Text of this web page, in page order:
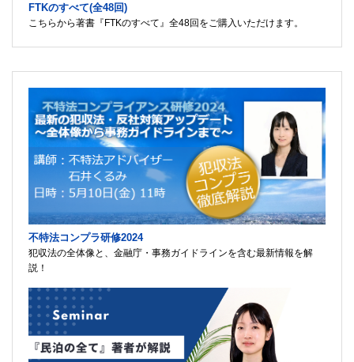
FTKのすべて(全48回)
こちらから著書『FTKのすべて』全48回をご購入いただけます。
不特法コンプラ研修2024
犯収法の全体像と、金融庁・事務ガイドラインを含む最新情報を解
説！